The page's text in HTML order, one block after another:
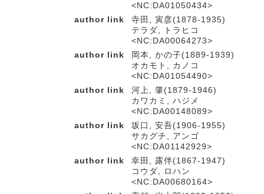
<NC:DA01050434>
author link
寺田, 寅彦(1878-1935)
テラダ, トラヒコ
<NC:DA00064273>
author link
岡本, かの子(1889-1939)
オカモト, カノコ
<NC:DA01054490>
author link
河上, 肇(1879-1946)
カワカミ, ハジメ
<NC:DA00148089>
author link
坂口, 安吾(1906-1955)
サカグチ, アンゴ
<NC:DA01142929>
author link
幸田, 露伴(1867-1947)
コウダ, ロハン
<NC:DA00680164>